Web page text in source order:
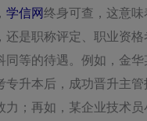
学信网终身可查，这意味
还是职称评定、职业资
同等的待遇。例如，金华
专升本后，成功晋升主管
力；再如，某企业技术员